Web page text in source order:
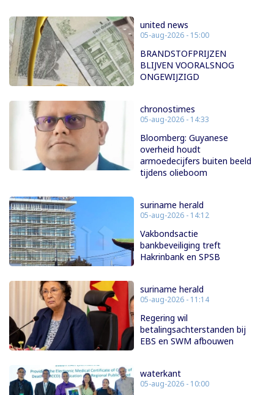
united news
05-aug-2026 - 15:00
BRANDSTOFPRIJZEN
BLIJVEN VOORALSNOG
ONGEWIJZIGD
chronostimes
05-aug-2026 - 14:33
Bloomberg: Guyanese
overheid houdt
armoedecijfers buiten beeld
tijdens olieboom
suriname herald
05-aug-2026 - 14:12
Vakbondsactie
bankbeveiliging treft
Hakrinbank en SPSB
suriname herald
05-aug-2026 - 11:14
Regering wil
betalingsachterstanden bij
EBS en SWM afbouwen
waterkant
05-aug-2026 - 10:00